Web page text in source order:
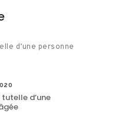
d’une